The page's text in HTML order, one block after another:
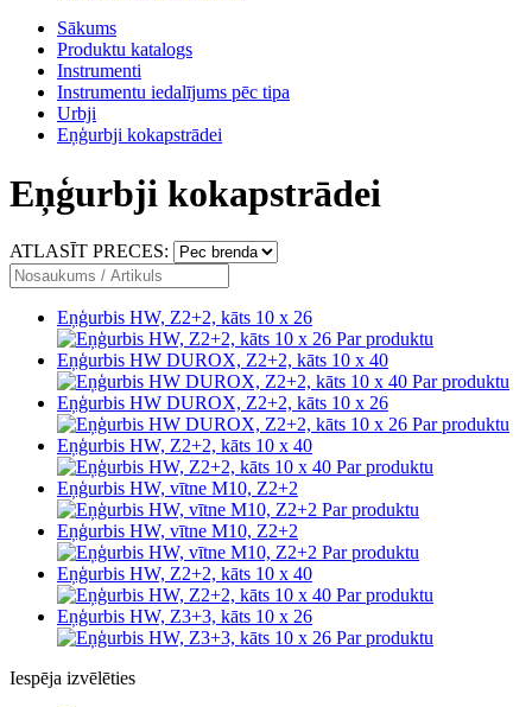
Sākums
Produktu katalogs
Instrumenti
Instrumentu iedalījums pēc tipa
Urbji
Eņģurbji kokapstrādei
Eņģurbji kokapstrādei
ATLASĪT PRECES:
Eņģurbis HW, Z2+2, kāts 10 x 26
Par produktu
Eņģurbis HW DUROX, Z2+2, kāts 10 x 40
Par produktu
Eņģurbis HW DUROX, Z2+2, kāts 10 x 26
Par produktu
Eņģurbis HW, Z2+2, kāts 10 x 40
Par produktu
Eņģurbis HW, vītne M10, Z2+2
Par produktu
Eņģurbis HW, vītne M10, Z2+2
Par produktu
Eņģurbis HW, Z2+2, kāts 10 x 40
Par produktu
Eņģurbis HW, Z3+3, kāts 10 x 26
Par produktu
Iespēja izvēlēties